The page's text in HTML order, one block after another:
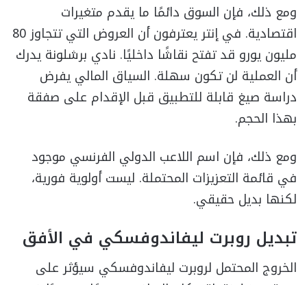
ومع ذلك، فإن السوق دائمًا ما يقدم متغيرات
اقتصادية. في إنتر يعترفون أن العروض التي تتجاوز 80
مليون يورو قد تفتح نقاشًا داخليًا. نادي برشلونة يدرك
أن العملية لن تكون سهلة. السياق المالي يفرض
دراسة صيغ قابلة للتطبيق قبل الإقدام على صفقة
بهذا الحجم.
ومع ذلك، فإن اسم اللاعب الدولي الفرنسي موجود
في قائمة التعزيزات المحتملة. ليست أولوية فورية،
لكنها بديل حقيقي.
تبديل روبرت ليفاندوفسكي في الأفق
الخروج المحتمل لروبرت ليفاندوفسكي سيؤثر على